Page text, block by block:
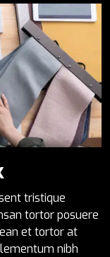
tristique
tortor posuere
et tortor at
nibh